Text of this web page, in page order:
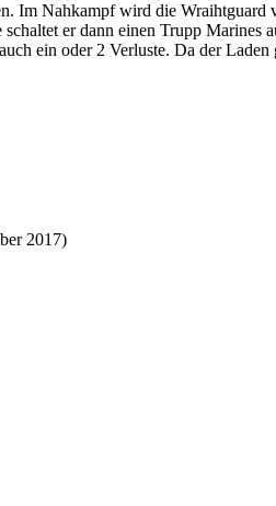
Im Nahkampf wird die
er dann einen Trupp
ein oder 2 Verluste. Da der
2017)